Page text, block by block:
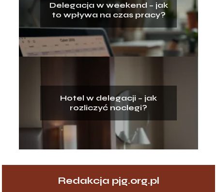
Delegacja w weekend – jak
to wpływa na czas pracy?
Hotel w delegacji – jak
rozliczyć noclegi?
Redakcja pjg.org.pl